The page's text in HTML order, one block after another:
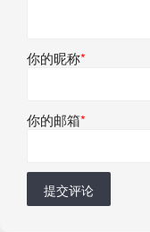
你的昵称*
你的邮箱*
提交评论